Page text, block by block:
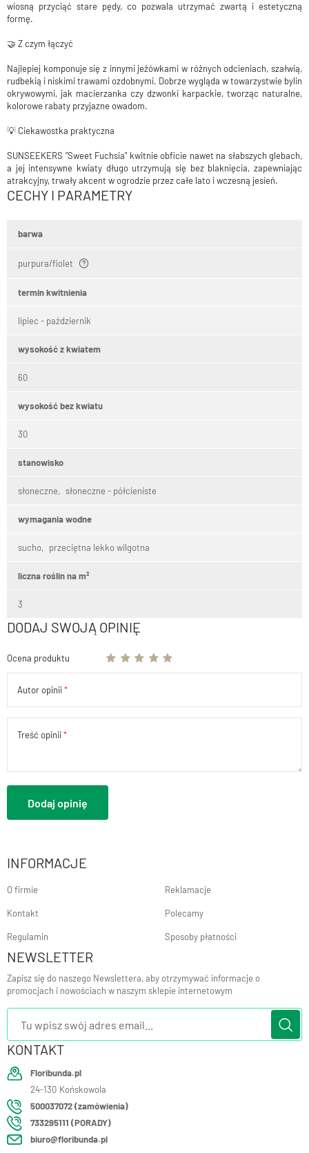
wiosną przyciąć stare pędy, co pozwala utrzymać zwartą i estetyczną
formę.
🤝 Z czym łączyć
Najlepiej komponuje się z innymi jeżówkami w różnych odcieniach, szałwią,
rudbekią i niskimi trawami ozdobnymi. Dobrze wygląda w towarzystwie bylin
okrywowymi, jak macierzanka czy dzwonki karpackie, tworząc naturalne,
kolorowe rabaty przyjazne owadom.
💡 Ciekawostka praktyczna
SUNSEEKERS "Sweet Fuchsia" kwitnie obficie nawet na słabszych glebach,
a jej intensywne kwiaty długo utrzymują się bez blaknięcia, zapewniając
atrakcyjny, trwały akcent w ogrodzie przez całe lato i wczesną jesień.
CECHY I PARAMETRY
barwa
purpura/fiolet
termin kwitnienia
lipiec - październik
wysokość z kwiatem
60
wysokość bez kwiatu
30
stanowisko
słoneczne słoneczne - półcieniste
wymagania wodne
sucho przeciętna lekko wilgotna
liczna roślin na m²
3
DODAJ SWOJĄ OPINIĘ
Ocena produktu
Autor opinii
Treść opinii
Dodaj opinię
INFORMACJE
O firmie
Kontakt
Regulamin
Reklamacje
Polecamy
Sposoby płatności
NEWSLETTER
Zapisz się do naszego Newslettera, aby otrzymywać informacje o
promocjach i nowościach w naszym sklepie internetowym
KONTAKT
Floribunda.pl
24-130 Końskowola
500037072 (zamówienia)
733295111 (PORADY)
biuro@floribunda.pl